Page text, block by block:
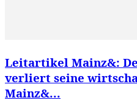
Leitartikel Mainz&:
verliert seine
Mainz&...